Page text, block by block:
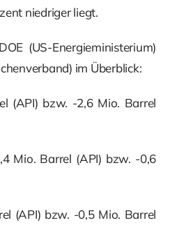
niedriger liegt.
(US-Energieministerium)
im Überblick:
(API) bzw. -2,6 Mio. Barrel
Mio. Barrel (API) bzw. -0,6
(API) bzw. -0,5 Mio. Barrel